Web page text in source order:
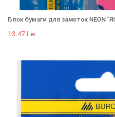
Блок бумаги для заметок NEON
13.47 Lei